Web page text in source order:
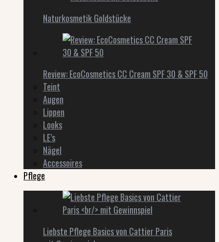
Naturkosmetik Goldstücke
Review: EcoCosmetics CC Cream SPF 30 & SPF 50
Teint
Augen
Lippen
Looks
LE’s
Nägel
Accessoires
Pflege
Liebste Pflege Basics von Cattier Paris